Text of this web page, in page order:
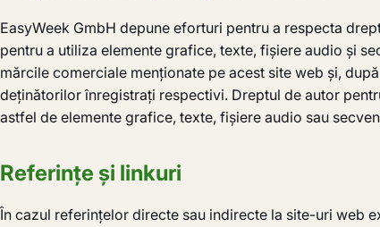
EasyWeek GmbH depune eforturi pentru a respecta
pentru a utiliza elemente grafice, texte, fișiere audio și
mărcile comerciale menționate pe acest site web și,
deținătorilor înregistrați respectivi. Dreptul de autor
astfel de elemente grafice, texte, fișiere audio sau
Referințe și linkuri
În cazul referințelor directe sau indirecte la site-uri web